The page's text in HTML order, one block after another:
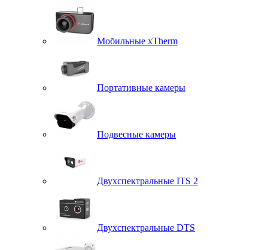
Мобильные xTherm
Портативные камеры
Подвесные камеры
Двухспектральные ITS 2
Двухспектральные DTS